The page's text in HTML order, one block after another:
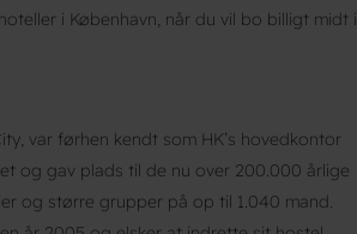
i København, når du vil bo billigt midt i
var førhen kendt som HK’s hovedkontor
og gav plads til de nu over 200.000 årlige
og større grupper på op til 1.040 mand.